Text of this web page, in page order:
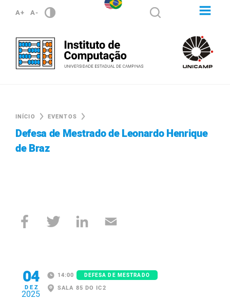
A+ A-
INÍCIO EVENTOS
Defesa de Mestrado de Leonardo Henrique
de Braz
04
DEZ
2025
14:00 DEFESA DE MESTRADO
SALA 85 DO IC2